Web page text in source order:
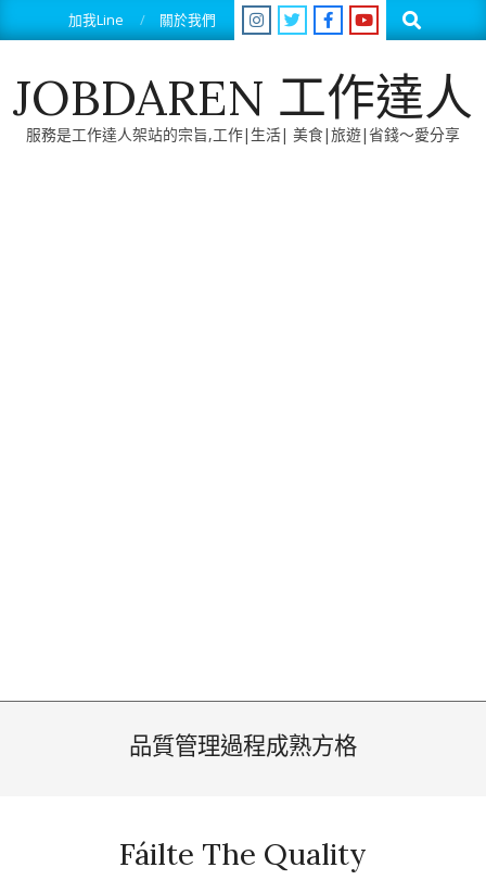
to
加我Line 關於我們 Search
JOBDAREN 工作達人
服務是工作達人架站的宗旨,工作|生活| 美食|旅遊|省錢～愛分享
品質管理過程成熟方格
Fáilte The Quality